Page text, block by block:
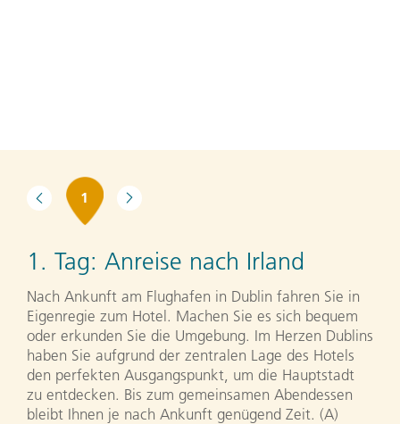
1
1. Tag: Anreise nach Irland
Nach Ankunft am Flughafen in Dublin fahren Sie in
Eigenregie zum Hotel. Machen Sie es sich bequem
oder erkunden Sie die Umgebung. Im Herzen Dublins
haben Sie aufgrund der zentralen Lage des Hotels
den perfekten Ausgangspunkt, um die Hauptstadt
zu entdecken. Bis zum gemeinsamen Abendessen
bleibt Ihnen je nach Ankunft genügend Zeit. (A)